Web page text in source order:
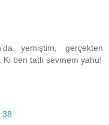
yemiştim, gerçekten
ben tatlı sevmem yahu!